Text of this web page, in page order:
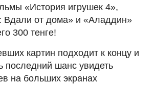
«История игрушек 4»,
Вдали от дома» и «Аладдин»
300 тенге!
картин подходит к концу и
последний шанс увидеть
на больших экранах